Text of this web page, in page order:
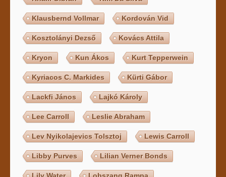
Klausbernd Vollmar Kordován Vid
Kosztolányi Dezső Kovács Attila
Kryon Kun Ákos Kurt Tepperwein
Kyriacos C. Markides Kürti Gábor
Lackfi János Lajkó Károly
Lee Carroll Leslie Abraham
Lev Nyikolajevics Tolsztoj Lewis Carroll
Libby Purves Lilian Verner Bonds